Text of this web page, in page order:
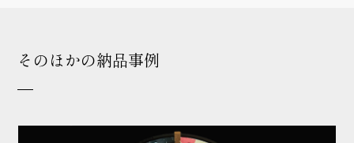
そのほかの納品事例